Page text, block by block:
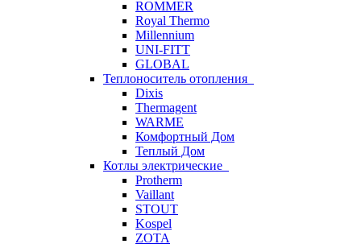
ROMMER
Royal Thermo
Millennium
UNI-FITT
GLOBAL
Теплоноситель отопления
Dixis
Thermagent
WARME
Комфортный Дом
Теплый Дом
Котлы электрические
Protherm
Vaillant
STOUT
Kospel
ZOTA